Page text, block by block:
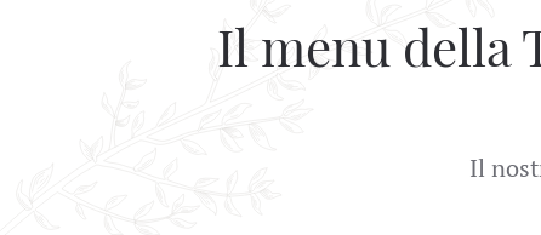
Il menu della
Il